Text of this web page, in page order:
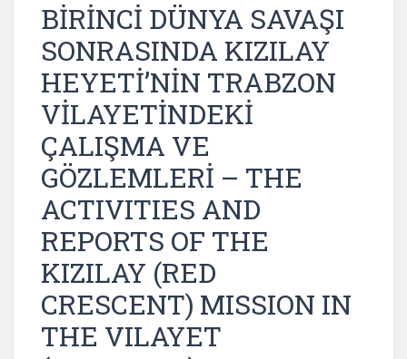
BİRİNCİ DÜNYA SAVAŞI
SONRASINDA KIZILAY
HEYETİ’NİN TRABZON
VİLAYETİNDEKİ
ÇALIŞMA VE
GÖZLEMLERİ – THE
ACTIVITIES AND
REPORTS OF THE
KIZILAY (RED
CRESCENT) MISSION IN
THE VILAYET